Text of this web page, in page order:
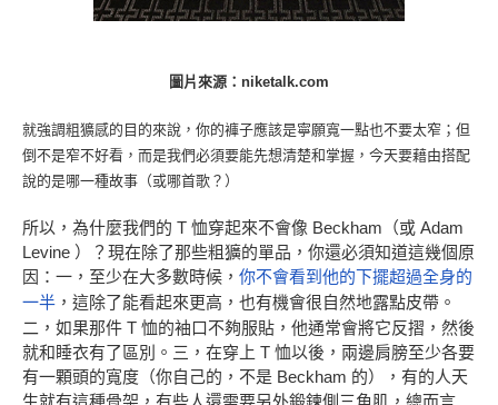
圖片來源：niketalk.com
就強調粗獷感的目的來說，你的褲子應該是寧願寬一點也不要太窄；但
倒不是窄不好看，而是我們必須要能先想清楚和掌握，今天要藉由搭配
說的是哪一種故事（或哪首歌？）
所以，為什麼我們的 T 恤穿起來不會像 Beckham（或 Adam
Levine ）？現在除了那些粗獷的單品，你還必須知道這幾個原
因：一，至少在大多數時候， 你不會看到他的下擺超過全身的
一半 ，這除了能看起來更高，也有機會很自然地露點皮帶。
二，如果那件 T 恤的袖口不夠服貼，他通常會將它反摺，然後
就和睡衣有了區別。三，在穿上 T 恤以後，兩邊肩膀至少各要
有一顆頭的寬度（你自己的，不是 Beckham 的），有的人天